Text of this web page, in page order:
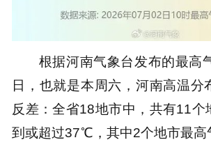
根据河南气象台发布的最高
日，也就是本周六，河南高温分
反差：全省18地市中，共有11个
到或超过37℃，其中2个地市最高